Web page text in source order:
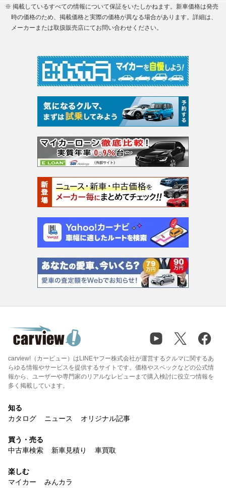
※ 掲載しているすべての情報について保証をいたしかねます。新車価格は発売
時の価格のため、掲載価格と実際の価格が異なる場合があります。詳細は、
メーカーまたは取扱販売店にてお問い合わせください。
carview!（カービュー）はLINEヤフー株式会社が運営するクルマに関するあ
らゆる情報やサービスを提供するサイトです。価格やスペックなどの公式情
報から、ユーザーや専門家のリアルなレビューまで購入検討に役立つ情報を
多く掲載しています。
知る
カタログ
ニュース オリジナル記事
買う・売る
中古車検索
新車見積り 車買取
楽しむ
マイカー
みんカラ